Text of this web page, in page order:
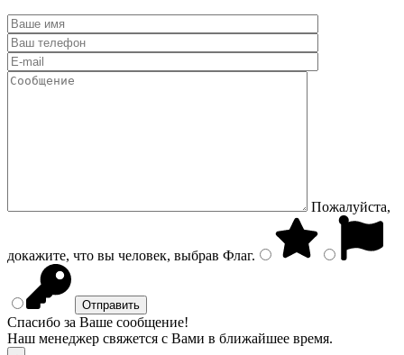
Пожалуйста,
докажите, что вы человек, выбрав Флаг.
Спасибо за Ваше сообщение!
Наш менеджер свяжется с Вами в ближайшее время.